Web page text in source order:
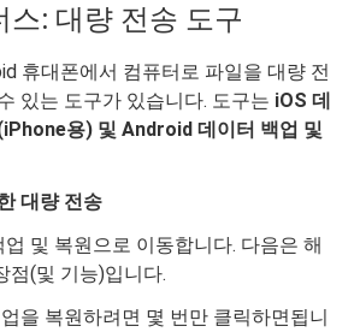
스: 대량 전송 도구
휴대폰에서 컴퓨터로 파일을 대량 전
있는 도구가 있습니다. 도구는 iOS 데
용) 및 Android 데이터 백업 및
대량 전송
업 및 복원으로 이동합니다. 다음은 해
점(및 기능)입니다.
을 복원하려면 몇 번만 클릭하면됩니